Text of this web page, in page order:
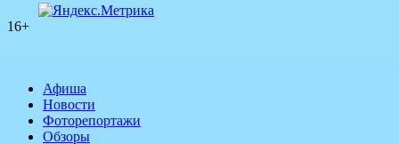
16+
Афиша
Новости
Фоторепортажи
Обзоры